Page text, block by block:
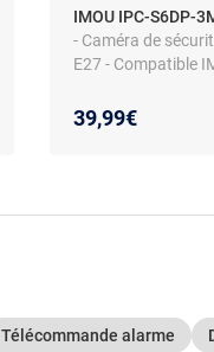
IMOU IPC-S6DP-
- Caméra de
E27 - Compatible
39,99€
Télécommande alarme